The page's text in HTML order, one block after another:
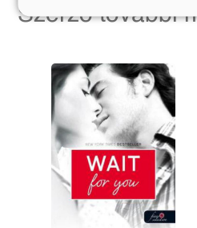
Szerző további